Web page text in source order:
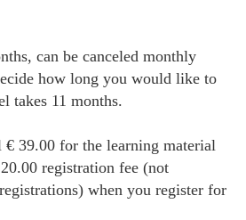
can be canceled monthly
how long you would like to
takes 11 months.
€ 39.00 for the learning material
registration fee (not
when you register for